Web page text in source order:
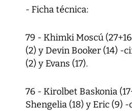
- Ficha técnica:
79 - Khimki Moscú
(2) y Devin Booker (14) -
(2) y Evans (17).
76 - Kirolbet Baskonia
Shengelia (18) y Eric (9)